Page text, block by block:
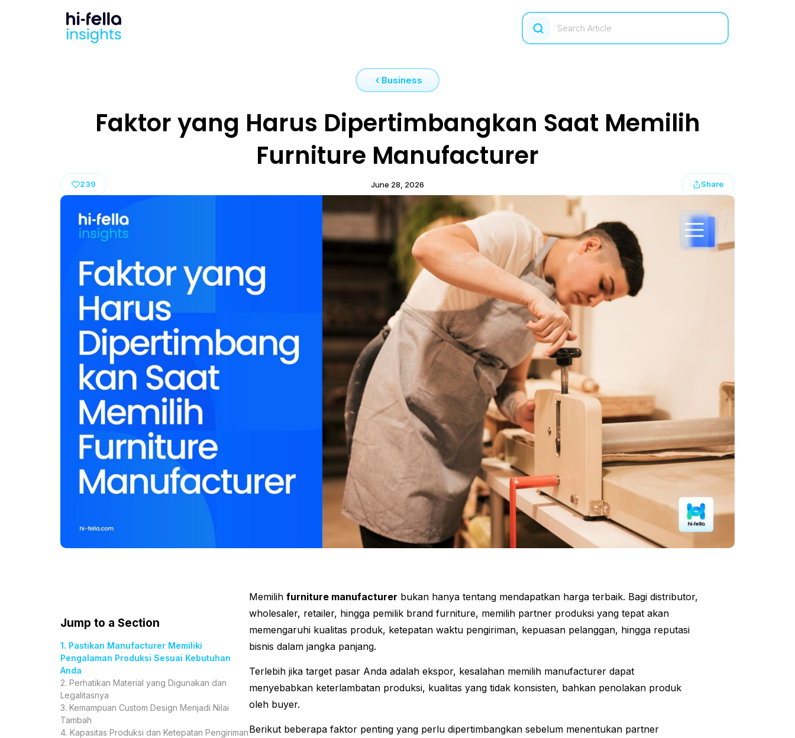
Business
Faktor yang Harus Dipertimbangkan Saat Memilih
Furniture Manufacturer
239 June 28, 2026 Share
Jump to a Section
1. Pastikan Manufacturer Memiliki
Pengalaman Produksi Sesuai Kebutuhan
Anda
2. Perhatikan Material yang Digunakan dan
Legalitasnya
3. Kemampuan Custom Design Menjadi Nilai
Tambah
4. Kapasitas Produksi dan Ketepatan Pengiriman
Memilihfurniture manufacturer bukan hanya tentang mendapatkan harga terbaik. Bagi distributor,
wholesaler, retailer, hingga pemilik brand furniture, memilih partner produksi yang tepat akan
memengaruhi kualitas produk, ketepatan waktu pengiriman, kepuasan pelanggan, hingga reputasi
bisnis dalam jangka panjang.
Terlebih jika target pasar Anda adalah ekspor, kesalahan memilih manufacturer dapat
menyebabkan keterlambatan produksi, kualitas yang tidak konsisten, bahkan penolakan produk
oleh buyer.
Berikut beberapa faktor penting yang perlu dipertimbangkan sebelum menentukan partner